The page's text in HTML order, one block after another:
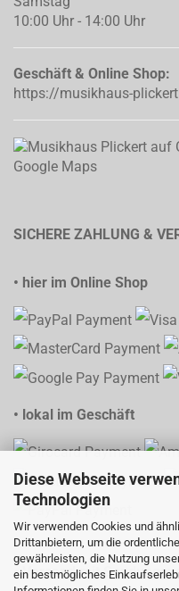
Diese Webseite
Technologien
Wir verwenden Cookies und
Drittanbietern, um die
gewährleisten, die Nutzung
ein bestmögliches
10:00 Uhr - 14:00 Uhr
Geschäft & Online Shop:
https://musikhaus-
Google Maps
SICHERE ZAHLUNG &
• hier im Online Shop
• lokal im Geschäft
• Versand mit